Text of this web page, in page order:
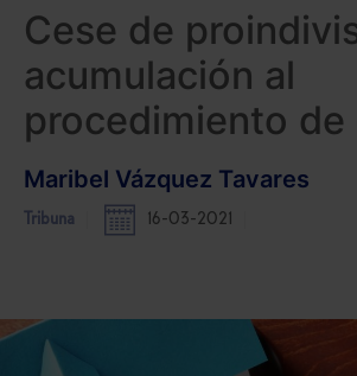
Cese de
acumulación al
procedimiento de
Maribel Vázquez Tavares
Tribuna 16-03-2021